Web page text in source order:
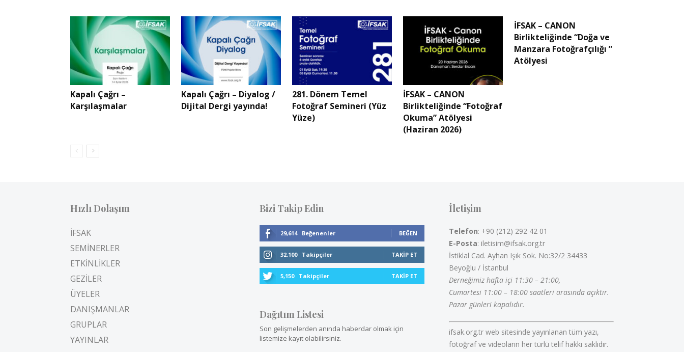
Kapalı Çağrı –
Karşılaşmalar
Kapalı Çağrı – Diyalog /
Dijital Dergi yayında!
281. Dönem Temel
Fotoğraf Semineri (Yüz
Yüze)
İFSAK – CANON
Birlikteliğinde “Fotoğraf
Okuma” Atölyesi
(Haziran 2026)
İFSAK – CANON
Birlikteliğinde “Doğa ve
Manzara Fotoğrafçılığı ”
Atölyesi
Hızlı Dolaşım
İFSAK
SEMİNERLER
ETKİNLİKLER
GEZİLER
ÜYELER
DANIŞMANLAR
GRUPLAR
YAYINLAR
Bizi Takip Edin
29,614 Beğenenler BEĞEN
32,100 Takipçiler TAKIP ET
5,150 Takipçiler TAKIP ET
Dağıtım Listesi
Son gelişmelerden anında haberdar olmak için
listemize kayıt olabilirsiniz.
İletişim
Telefon: +90 (212) 292 42 01
E-Posta: iletisim@ifsak.org.tr
İstiklal Cad. Ayhan Işık Sok. No:32/2 34433
Beyoğlu / İstanbul
Derneğimiz hafta içi 11:30 – 21:00,
Cumartesi 11:00 – 18:00 saatleri arasında açıktır.
Pazar günleri kapalıdır.
ifsak.org.tr web sitesinde yayınlanan tüm yazı,
fotoğraf ve videoların her türlü telif hakkı saklıdır.